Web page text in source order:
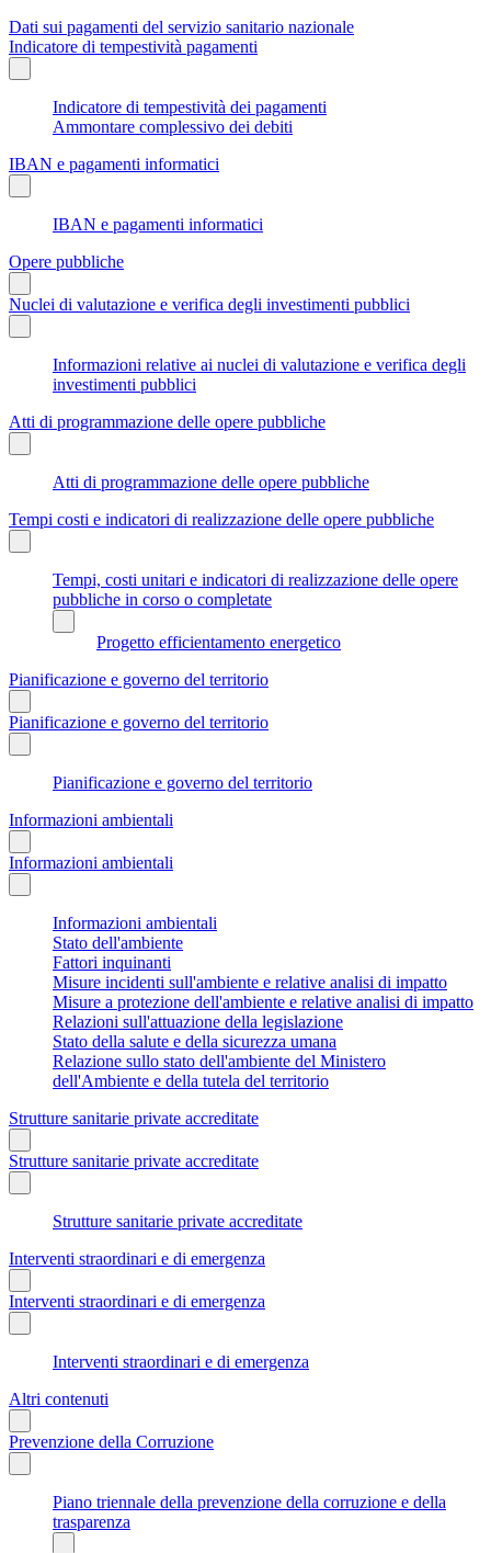
Dati sui pagamenti del servizio sanitario nazionale
Indicatore di tempestività pagamenti
Indicatore di tempestività dei pagamenti
Ammontare complessivo dei debiti
IBAN e pagamenti informatici
IBAN e pagamenti informatici
Opere pubbliche
Nuclei di valutazione e verifica degli investimenti pubblici
Informazioni relative ai nuclei di valutazione e verifica degli
investimenti pubblici
Atti di programmazione delle opere pubbliche
Atti di programmazione delle opere pubbliche
Tempi costi e indicatori di realizzazione delle opere pubbliche
Tempi, costi unitari e indicatori di realizzazione delle opere
pubbliche in corso o completate
Progetto efficientamento energetico
Pianificazione e governo del territorio
Pianificazione e governo del territorio
Pianificazione e governo del territorio
Informazioni ambientali
Informazioni ambientali
Informazioni ambientali
Stato dell'ambiente
Fattori inquinanti
Misure incidenti sull'ambiente e relative analisi di impatto
Misure a protezione dell'ambiente e relative analisi di impatto
Relazioni sull'attuazione della legislazione
Stato della salute e della sicurezza umana
Relazione sullo stato dell'ambiente del Ministero
dell'Ambiente e della tutela del territorio
Strutture sanitarie private accreditate
Strutture sanitarie private accreditate
Strutture sanitarie private accreditate
Interventi straordinari e di emergenza
Interventi straordinari e di emergenza
Interventi straordinari e di emergenza
Altri contenuti
Prevenzione della Corruzione
Piano triennale della prevenzione della corruzione e della
trasparenza